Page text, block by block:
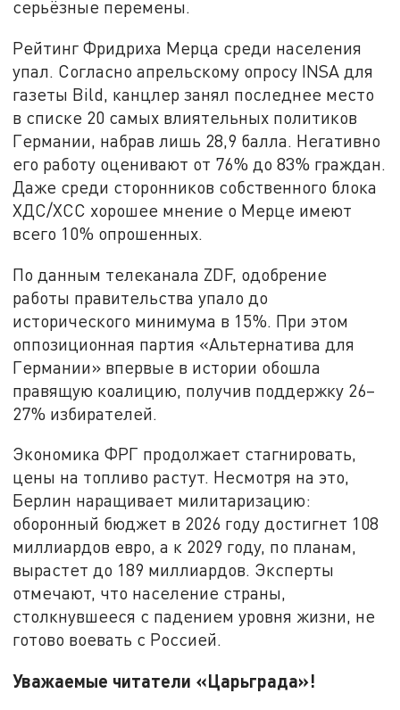
серьёзные перемены.
Рейтинг Фридриха Мерца среди населения
упал. Согласно апрельскому опросу INSA для
газеты Bild, канцлер занял последнее место
в списке 20 самых влиятельных политиков
Германии, набрав лишь 28,9 балла. Негативно
его работу оценивают от 76% до 83% граждан.
Даже среди сторонников собственного блока
ХДС/ХСС хорошее мнение о Мерце имеют
всего 10% опрошенных.
По данным телеканала ZDF, одобрение
работы правительства упало до
исторического минимума в 15%. При этом
оппозиционная партия «Альтернатива для
Германии» впервые в истории обошла
правящую коалицию, получив поддержку 26–
27% избирателей.
Экономика ФРГ продолжает стагнировать,
цены на топливо растут. Несмотря на это,
Берлин наращивает милитаризацию:
оборонный бюджет в 2026 году достигнет 108
миллиардов евро, а к 2029 году, по планам,
вырастет до 189 миллиардов. Эксперты
отмечают, что население страны,
столкнувшееся с падением уровня жизни, не
готово воевать с Россией.
Уважаемые читатели «Царьграда»!